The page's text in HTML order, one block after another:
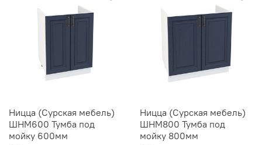
Ницца (Сурская мебель)
ШНМ600 Тумба под
мойку 600мм
Ницца (Сурская мебель)
ШНМ800 Тумба под
мойку 800мм